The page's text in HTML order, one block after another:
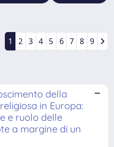
1 2 3 4 5 6 7 8 9
della
in Europa:
e ruolo delle
a margine di un